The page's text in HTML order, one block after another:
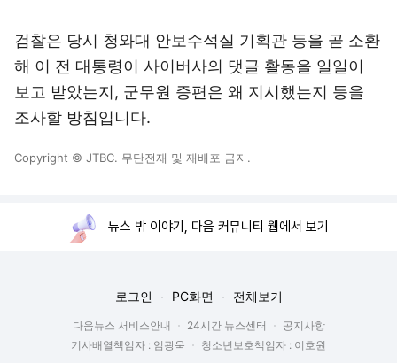
검찰은 당시 청와대 안보수석실 기획관 등을 곧 소환
해 이 전 대통령이 사이버사의 댓글 활동을 일일이
보고 받았는지, 군무원 증편은 왜 지시했는지 등을
조사할 방침입니다.
Copyright © JTBC. 무단전재 및 재배포 금지.
뉴스 밖 이야기, 다음 커뮤니티 웹에서 보기
로그인 PC화면 전체보기
다음뉴스 서비스안내 24시간 뉴스센터
공지사항
기사배열책임자 : 임광욱
청소년보호책임자 : 이호원